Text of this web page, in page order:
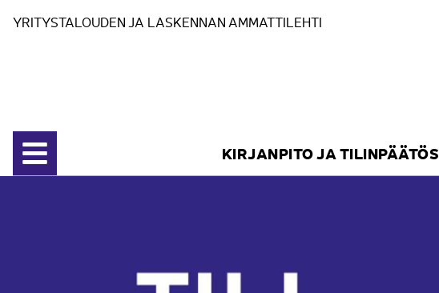
YRITYSTALOUDEN JA LASKENNAN AMMATTILEHTI
Avaa valikko
KIRJANPITO JA TILINPÄÄTÖS